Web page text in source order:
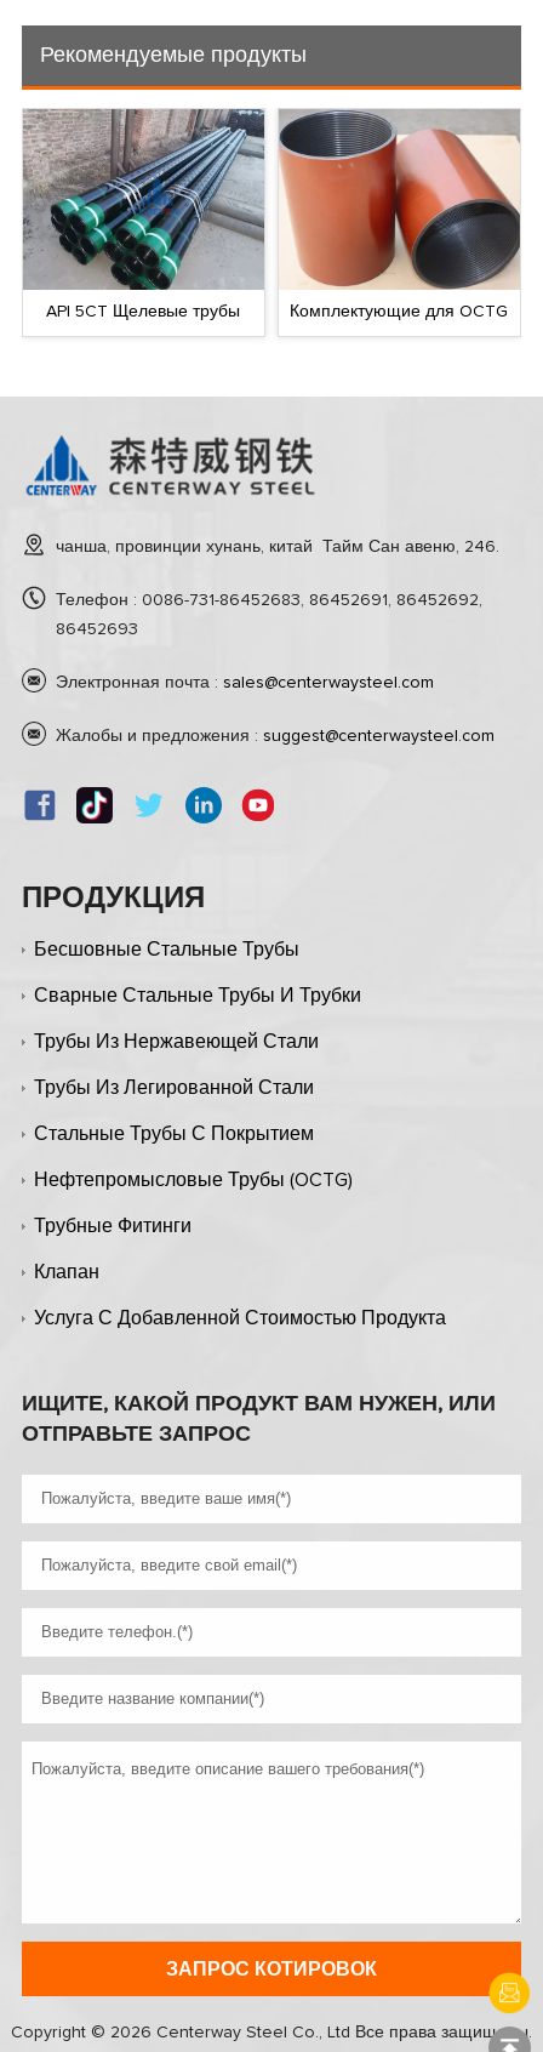
Рекомендуемые продукты
API 5CT Щелевые трубы Комплектующие для OCTG
чанша, провинции хунань, китай Тайм Сан авеню, 246.
Телефон : 0086-731-86452683, 86452691, 86452692,
86452693
Электронная почта : sales@centerwaysteel.com
Жалобы и предложения : suggest@centerwaysteel.com
ПРОДУКЦИЯ
Бесшовные Стальные Трубы
Сварные Стальные Трубы И Трубки
Трубы Из Нержавеющей Стали
Трубы Из Легированной Стали
Стальные Трубы С Покрытием
Нефтепромысловые Трубы (OCTG)
Трубные Фитинги
Клапан
Услуга С Добавленной Стоимостью Продукта
ИЩИТЕ, КАКОЙ ПРОДУКТ ВАМ НУЖЕН, ИЛИ
ОТПРАВЬТЕ ЗАПРОС
Copyright © 2026 Centerway Steel Co., Ltd Все права защищены.